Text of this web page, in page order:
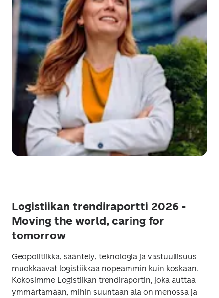
Logistiikan trendiraportti 2026 -
Moving the world, caring for
tomorrow
Geopolitiikka, sääntely, teknologia ja vastuullisuus
muokkaavat logistiikkaa nopeammin kuin koskaan.
Kokosimme Logistiikan trendiraportin, joka auttaa
ymmärtämään, mihin suuntaan ala on menossa ja